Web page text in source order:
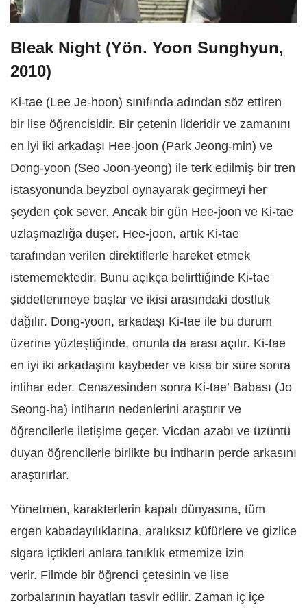
Bleak Night (Yön. Yoon Sunghyun,
2010)
Ki-tae (Lee Je-hoon) sınıfında adından söz ettiren
bir lise öğrencisidir. Bir çetenin lideridir ve zamanını
en iyi iki arkadaşı Hee-joon (Park Jeong-min) ve
Dong-yoon (Seo Joon-yeong) ile terk edilmiş bir tren
istasyonunda beyzbol oynayarak geçirmeyi her
şeyden çok sever. Ancak bir gün Hee-joon ve Ki-tae
uzlaşmazlığa düşer. Hee-joon, artık Ki-tae
tarafından verilen direktiflerle hareket etmek
istememektedir. Bunu açıkça belirttiğinde Ki-tae
şiddetlenmeye başlar ve ikisi arasındaki dostluk
dağılır. Dong-yoon, arkadaşı Ki-tae ile bu durum
üzerine yüzleştiğinde, onunla da arası açılır. Ki-tae
en iyi iki arkadaşını kaybeder ve kısa bir süre sonra
intihar eder. Cenazesinden sonra Ki-tae’ Babası (Jo
Seong-ha) intiharın nedenlerini araştırır ve
öğrencilerle iletişime geçer. Vicdan azabı ve üzüntü
duyan öğrencilerle birlikte bu intiharın perde arkasını
araştırırlar.
Yönetmen, karakterlerin kapalı dünyasına, tüm
ergen kabadayılıklarına, aralıksız küfürlere ve gizlice
sigara içtikleri anlara tanıklık etmemize izin
verir. Filmde bir öğrenci çetesinin ve lise
zorbalarının hayatları tasvir edilir. Zaman iç içe